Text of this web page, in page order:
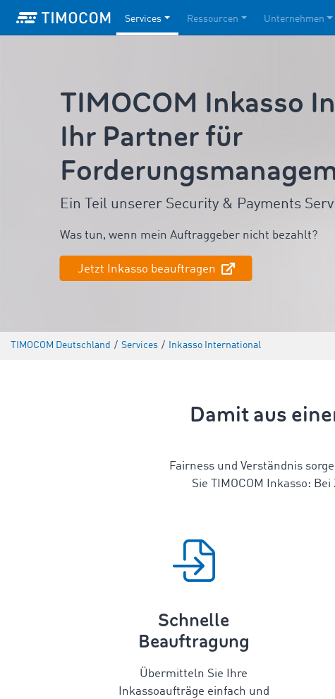
Services Ressourcen Unternehmen
TIMOCOM Inkasso
Ihr Partner für
Ein Teil unserer Security & Payments
Was tun, wenn mein Auftraggeber nicht bezahlt?
Jetzt Inkasso beauftragen
TIMOCOM Deutschland / Services / Inkasso International
Damit aus
Fairness und Verständnis
Sie TIMOCOM Inkasso:
Schnelle
Beauftragung
Übermitteln Sie Ihre
Inkassoaufträge einfach und